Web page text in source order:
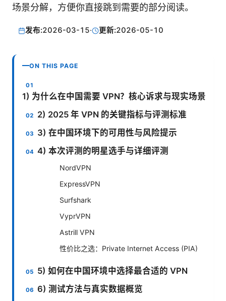
场景分解，方便你直接跳到需要的部分阅读。
发布:2026-03-15· 更新:2026-05-10
ON THIS PAGE
1) 为什么在中国需要 VPN？核心诉求与现实场景
2) 2025 年 VPN 的关键指标与评测标准
3) 在中国环境下的可用性与风险提示
4) 本次评测的明星选手与详细评测
NordVPN
ExpressVPN
Surfshark
VyprVPN
Astrill VPN
性价比之选：Private Internet Access (PIA)
5) 如何在中国环境中选择最合适的 VPN
6) 测试方法与真实数据概览